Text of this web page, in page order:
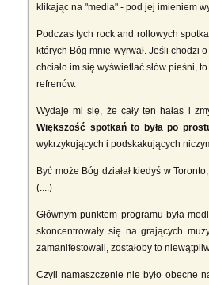
klikając na "media" - pod jej imieniem
Podczas tych rock and rollowych
których Bóg mnie wyrwał. Jeśli chodzi
chciało im się wyświetlać słów pieśni,
refrenów.
Wydaje mi się, że cały ten hałas i
Większość spotkań to była po
wykrzykujących i podskakujących
Być może Bóg działał kiedyś w
(....)
Głównym punktem programu była
skoncentrowały się na grających
zamanifestowali, zostałoby to
Czyli namaszczenie nie było obecne